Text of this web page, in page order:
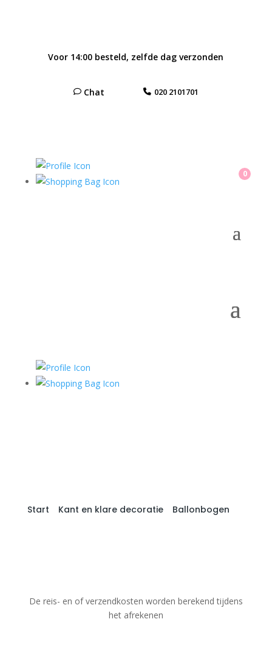
Voor 14:00 besteld, zelfde dag verzonden
Chat 020 2101701
0
Start Kant en klare decoratie/ Ballonbogen
De reis- en of verzendkosten worden berekend tijdens
het afrekenen